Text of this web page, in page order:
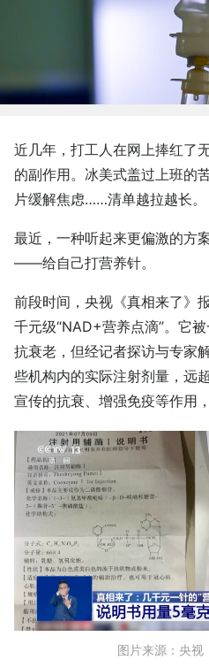
近几年，打工人在网上捧红了
的副作用。冰美式盖过上班的
片缓解焦虑……清单越拉越长。
最近，一种听起来更偏激的方
——给自己打营养针。
前段时间，央视《真相来了》
千元级“NAD+营养点滴”。它
抗衰老，但经记者探访与专家
些机构内的实际注射剂量，远
宣传的抗衰、增强免疫等作用
图片来源：央视